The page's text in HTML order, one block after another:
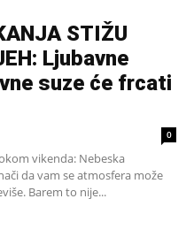
STIŽU
Ljubavne
suze će frcati
0
vikenda: Nebeska
da vam se atmosfera može
Barem to nije...